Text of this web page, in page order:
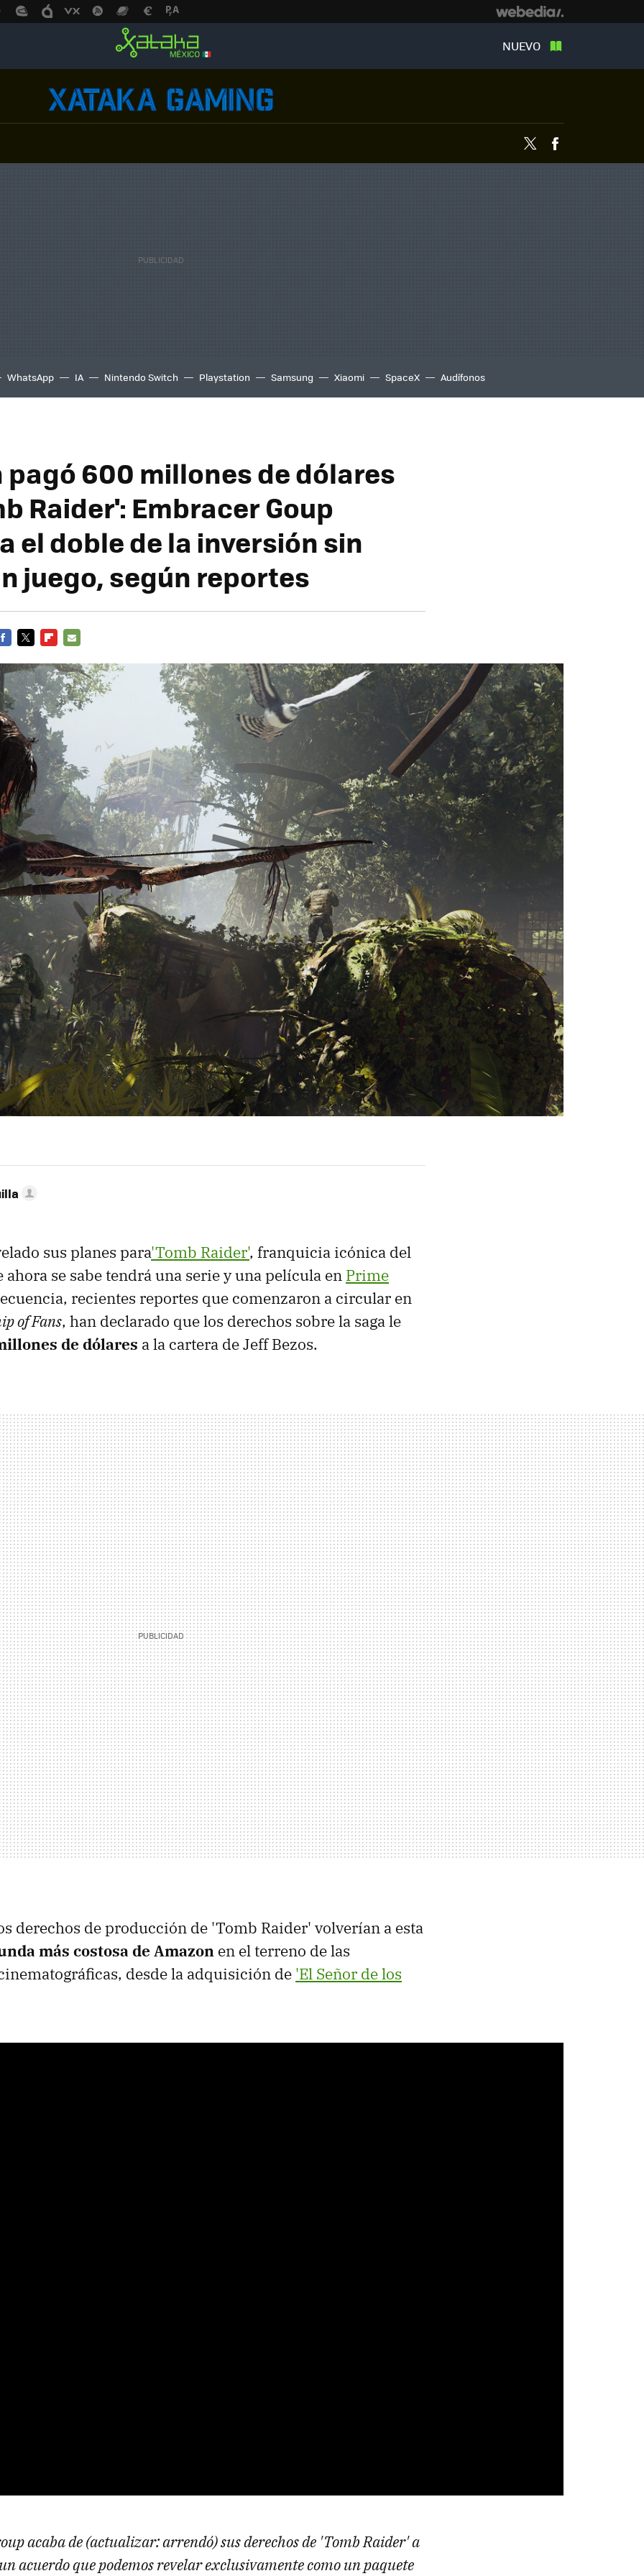
NUEVO
Twitter
WhatsApp IA Nintendo Switch Playstation Samsung Xiaomi SpaceX Audífonos
pagó 600 millones de dólares
Raider': Embracer Goup
el doble de la inversión sin
juego, según reportes
MAIL
sus planes para'Tomb Raider', franquicia icónica del
ahora se sabe tendrá una serie y una película en Prime
recientes reportes que comenzaron a circular en
of Fans, han declarado que los derechos sobre la saga le
de dólares a la cartera de Jeff Bezos.
derechos de producción de 'Tomb Raider' volverían a esta
más costosa de Amazon en el terreno de las
desde la adquisición de 'El Señor de los
acaba de (actualizar: arrendó) sus derechos de 'Tomb Raider' a
acuerdo que podemos revelar exclusivamente como un paquete